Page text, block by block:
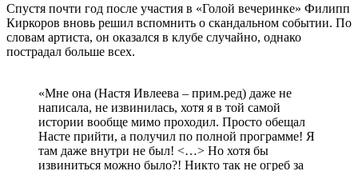
Спустя почти год после участия в «Голой вечеринке» Филипп
Киркоров вновь решил вспомнить о скандальном событии. По
словам артиста, он оказался в клубе случайно, однако
пострадал больше всех.
«Мне она (Настя Ивлеева – прим.ред) даже не
написала, не извинилась, хотя я в той самой
истории вообще мимо проходил. Просто обещал
Насте прийти, а получил по полной программе! Я
там даже внутри не был! <…> Но хотя бы
извиниться можно было?! Никто так не огреб за